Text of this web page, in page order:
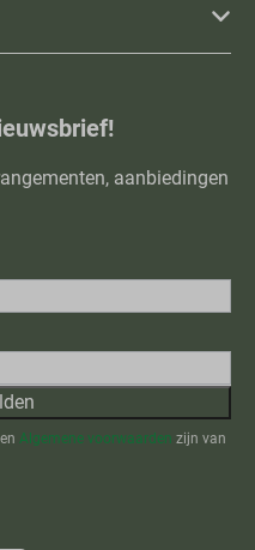
aanbiedingen
en Algemene voorwaarden zijn van